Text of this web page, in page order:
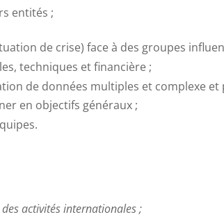
entités ;
de crise) face à des groupes
techniques et financière ;
de données multiples et complexe
en objectifs généraux ;
activités internationales ;